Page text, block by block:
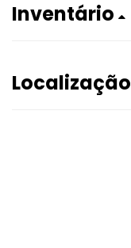
Inventário
Localização